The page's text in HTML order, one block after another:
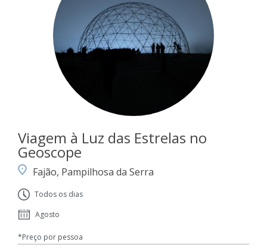
Viagem à Luz das Estrelas no
Geoscope
Fajão, Pampilhosa da Serra
Todos os dias
Agosto
*Preço por pessoa